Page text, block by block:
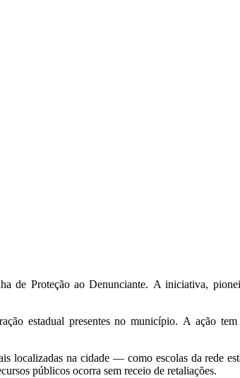
de Proteção ao Denunciante. A iniciativa,
estadual presentes no município. A ação
localizadas na cidade — como escolas da rede
públicos ocorra sem receio de retaliações.